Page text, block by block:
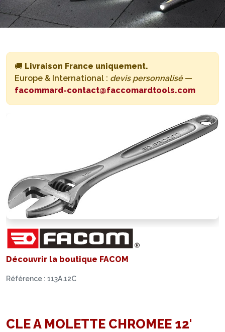
🚚 Livraison France uniquement.
Europe & International : devis personnalisé—
facommard-contact@faccomardtools.com
Découvrir la boutique FACOM
Référence : 113A.12C
CLE A MOLETTE CHROMEE 12'